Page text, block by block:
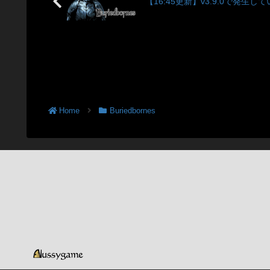
Home Buriedbornes